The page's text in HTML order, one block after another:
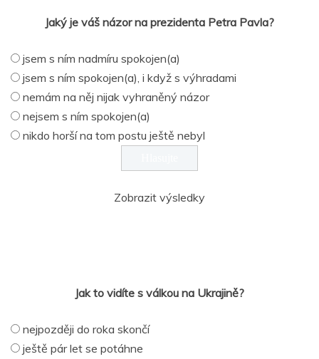
Jaký je váš názor na prezidenta Petra Pavla?
jsem s ním nadmíru spokojen(a)
jsem s ním spokojen(a), i když s výhradami
nemám na něj nijak vyhraněný názor
nejsem s ním spokojen(a)
nikdo horší na tom postu ještě nebyl
Zobrazit výsledky
Jak to vidíte s válkou na Ukrajině?
nejpozději do roka skončí
ještě pár let se potáhne